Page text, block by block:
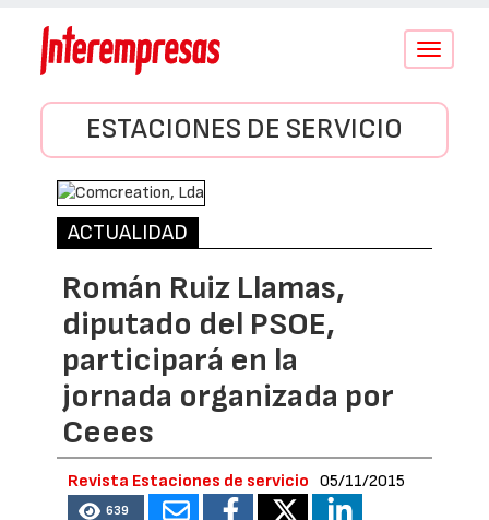
Conmutar
ESTACIONES DE SERVICIO
ACTUALIDAD
Román Ruiz Llamas,
diputado del PSOE,
participará en la
jornada organizada por
Ceees
Revista Estaciones de servicio 05/11/2015
639